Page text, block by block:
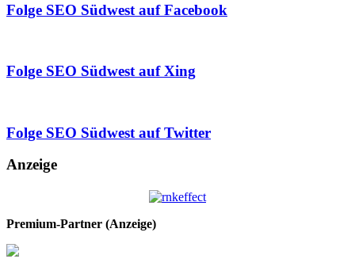
Folge SEO Südwest auf Facebook
Folge SEO Südwest auf Xing
Folge SEO Südwest auf Twitter
Anzeige
Premium-Partner (Anzeige)